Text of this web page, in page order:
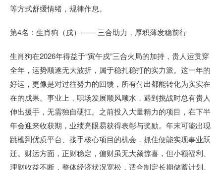
等方式舒缓情绪，规律作息。
第4名：生肖狗（戌）—— 三合助力，厚积薄发稳前行
生肖狗在2026年得益于“寅午戌”三合火局的加持，贵人运贯穿
全年，运势顺遂无大波折，属于稳扎稳打的实力派。这一年的
好运，更像是对过往努力的回馈，所有付出都能转化为实实在
在的成果。事业上，职场发展顺风顺水，遇到挑战时总有贵人
伸出援手，无需独自硬扛。之前投入大量精力的项目，在下半
年会迎来收获期，业绩亮眼易获得表彰与奖励。年末可能出现
跳槽到优质平台、接手核心项目的机会，抓住便能实现事业跃
迁。财运方面，正财稳定，偏财虽无大额惊喜，但小额福利、
理财收益不断，整体经济状况宽松，适合制定长期储蓄计划。